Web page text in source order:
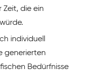
Zeit, die ein
individuell
generierten
Bedürfnisse